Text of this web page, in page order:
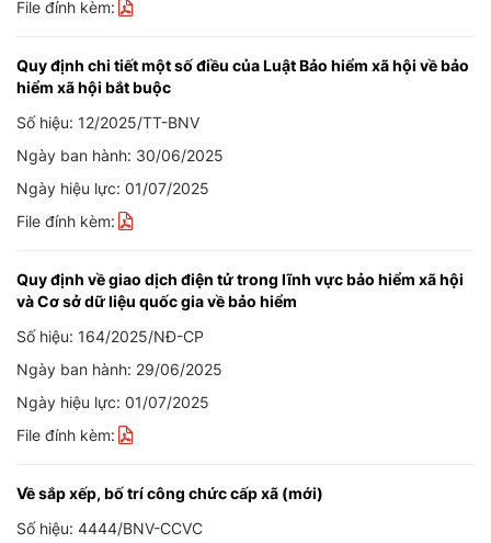
File đính kèm:
Quy định chi tiết một số điều của Luật Bảo hiểm xã hội về bảo
hiểm xã hội bắt buộc
Số hiệu: 12/2025/TT-BNV
Ngày ban hành: 30/06/2025
Ngày hiệu lực: 01/07/2025
File đính kèm:
Quy định về giao dịch điện tử trong lĩnh vực bảo hiểm xã hội
và Cơ sở dữ liệu quốc gia về bảo hiểm
Số hiệu: 164/2025/NĐ-CP
Ngày ban hành: 29/06/2025
Ngày hiệu lực: 01/07/2025
File đính kèm:
Về sắp xếp, bố trí công chức cấp xã (mới)
Số hiệu: 4444/BNV-CCVC